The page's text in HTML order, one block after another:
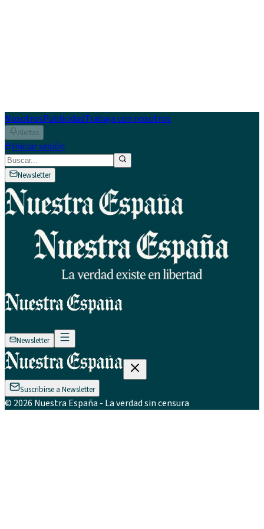
NosotrosPublicidadTrabaja con nosotros
Alertas
Iniciar sesión
Newsletter
Newsletter
Suscribirse a Newsletter
© 2026 Nuestra España - La verdad sin censura